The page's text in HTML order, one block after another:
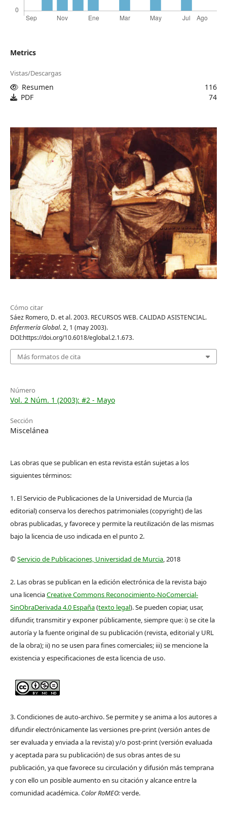
Metrics
Vistas/Descargas
Resumen
116
PDF
74
Cómo citar
Sáez Romero, D. et al. 2003. RECURSOS WEB. CALIDAD ASISTENCIAL.
Enfermería Global. 2, 1 (may 2003).
DOI:https://doi.org/10.6018/eglobal.2.1.673.
Más formatos de cita
Número
Vol. 2 Núm. 1 (2003): #2 - Mayo
Sección
Miscelánea
Las obras que se publican en esta revista están sujetas a los
siguientes términos:
1. El Servicio de Publicaciones de la Universidad de Murcia (la
editorial) conserva los derechos patrimoniales (copyright) de las
obras publicadas, y favorece y permite la reutilización de las mismas
bajo la licencia de uso indicada en el punto 2.
©Servicio de Publicaciones, Universidad de Murcia , 2018
2. Las obras se publican en la edición electrónica de la revista bajo
una licenciaCreative Commons Reconocimiento-NoComercial-
SinObraDerivada 4.0 España(texto legal). Se pueden copiar, usar,
difundir, transmitir y exponer públicamente, siempre que: i) se cite la
autoría y la fuente original de su publicación (revista, editorial y URL
de la obra); ii) no se usen para fines comerciales; iii) se mencione la
existencia y especificaciones de esta licencia de uso.
3. Condiciones de auto-archivo. Se permite y se anima a los autores a
difundir electrónicamente las versiones pre-print (versión antes de
ser evaluada y enviada a la revista) y/o post-print (versión evaluada
y aceptada para su publicación) de sus obras antes de su
publicación, ya que favorece su circulación y difusión más temprana
y con ello un posible aumento en su citación y alcance entre la
comunidad académica. Color RoMEO:verde.